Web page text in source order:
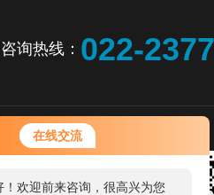
在线交流
！欢迎前来咨询，很高兴为您
询热线： 022-